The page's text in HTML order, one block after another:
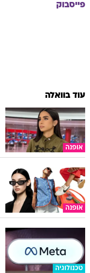
פייסבוק
עוד בוואלה
אופנה
אופנה
טכנולוגיה